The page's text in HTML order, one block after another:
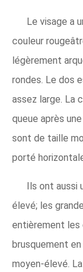
Le visage a
couleur
légèrement
rondes. Le dos
assez large. La
queue après
sont de taille
porté
Ils ont
élevé; les
entièrement les
brusquement
moyen-élevé.